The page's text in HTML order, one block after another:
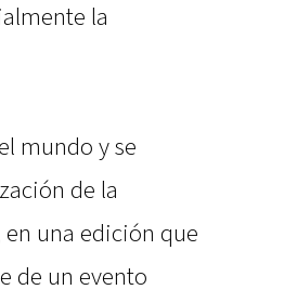
la
mundo y se
de la
una edición que
de un evento